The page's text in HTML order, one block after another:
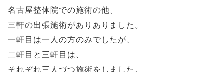
名古屋整体院での施術の他、
三軒の出張施術がありありました。
一軒目は一人の方のみでしたが、
二軒目と三軒目は、
それぞれ三人づつ施術をしました。